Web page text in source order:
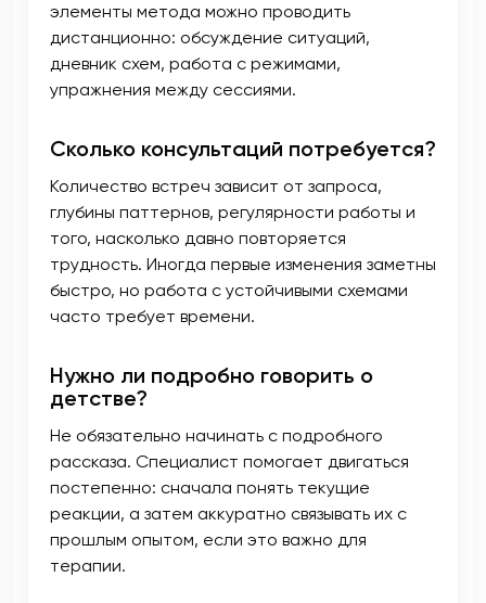
элементы метода можно проводить
дистанционно: обсуждение ситуаций,
дневник схем, работа с режимами,
упражнения между сессиями.
Сколько консультаций потребуется?
Количество встреч зависит от запроса,
глубины паттернов, регулярности работы и
того, насколько давно повторяется
трудность. Иногда первые изменения заметны
быстро, но работа с устойчивыми схемами
часто требует времени.
Нужно ли подробно говорить о
детстве?
Не обязательно начинать с подробного
рассказа. Специалист помогает двигаться
постепенно: сначала понять текущие
реакции, а затем аккуратно связывать их с
прошлым опытом, если это важно для
терапии.